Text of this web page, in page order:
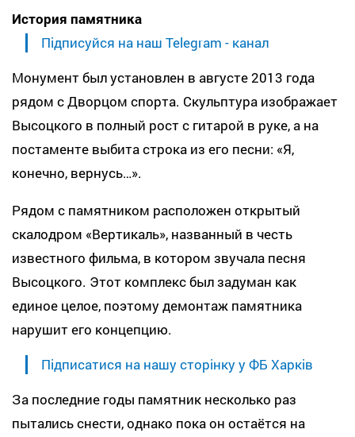
История памятника
Підписуйся на наш Telegram - канал
Монумент был установлен в августе 2013 года
рядом с Дворцом спорта. Скульптура изображает
Высоцкого в полный рост с гитарой в руке, а на
постаменте выбита строка из его песни: «Я,
конечно, вернусь…».
Рядом с памятником расположен открытый
скалодром «Вертикаль», названный в честь
известного фильма, в котором звучала песня
Высоцкого. Этот комплекс был задуман как
единое целое, поэтому демонтаж памятника
нарушит его концепцию.
Підписатися на нашу сторінку у ФБ Харків
За последние годы памятник несколько раз
пытались снести, однако пока он остаётся на